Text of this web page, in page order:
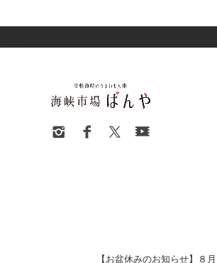
【お盆休みのお知らせ】８